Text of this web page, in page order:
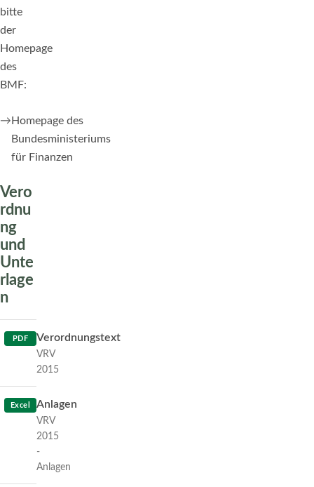
bitte
der
Homepage
des
BMF:
Homepage des
Bundesministeriums
für Finanzen
Vero
rdnu
ng
und
Unte
rlage
n
PDF Verordnungstext
VRV
2015
Excel Anlagen
VRV
2015
-
Anlagen